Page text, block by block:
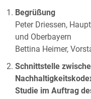
Begrüßung
Peter Driessen,
und Oberbayern
Bettina Heimer,
Schnittstelle
Studie im Auftrag